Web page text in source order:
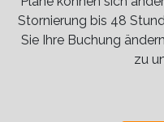
Stornierung bis 48
Sie Ihre Buchung
zu